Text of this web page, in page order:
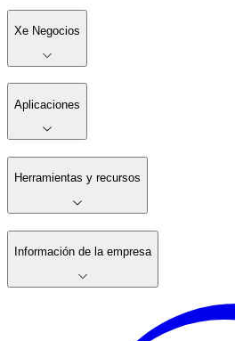
Xe Negocios
Aplicaciones
Herramientas y recursos
Información de la empresa